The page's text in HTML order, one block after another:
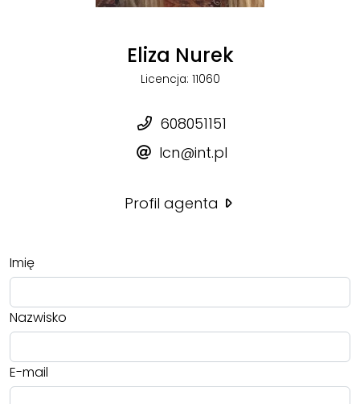
Eliza Nurek
Licencja: 11060
608051151
lcn@int.pl
Profil agenta
Imię
Nazwisko
E-mail